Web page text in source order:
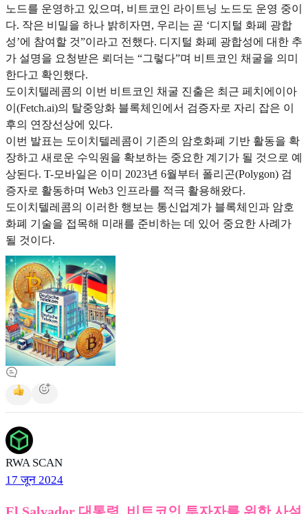
노드를 운영하고 있으며, 비트코인 라이트닝 노드도 운영 중이
다. 작은 비밀을 하나 밝히자면, 우리는 곧 ‘디지털 화폐 광합
성’에 참여할 것”이라고 전했다. 디지털 화폐 광합성에 대한 추
가 설명을 요청받은 뢰더는 “그렇다”며 비트코인 채굴을 의미
한다고 확인했다.
도이치텔레콤의 이번 비트코인 채굴 진출은 최근 페치에이아
이(Fetch.ai)의 탈중앙화 블록체인에서 검증자로 자리 잡은 이
후의 연장선상에 있다.
이번 발표는 도이치텔레콤이 기존의 암호화폐 기반 활동을 확
장하고 새로운 수익원을 확보하는 중요한 계기가 될 것으로 예
상된다. T-모바일은 이미 2023년 6월부터 폴리곤(Polygon) 검
증자로 활동하며 Web3 인프라를 적극 활용해왔다.
도이치텔레콤의 이러한 행보는 통신업계가 블록체인과 암호
화폐 기술을 접목해 미래를 준비하는 데 있어 중요한 사례가
될 것이다.
RWA SCAN
17 जून 2024